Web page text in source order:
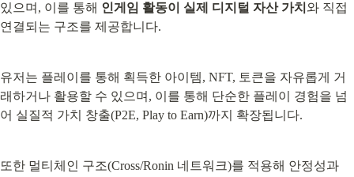
있으며, 이를 통해 인게임 활동이 실제 디지털 자산 가치 와 직접
연결되는 구조를 제공합니다.
유저는 플레이를 통해 획득한 아이템, NFT, 토큰을 자유롭게 거
래하거나 활용할 수 있으며, 이를 통해 단순한 플레이 경험을 넘
어 실질적 가치 창출(P2E, Play to Earn)까지 확장됩니다.
또한 멀티체인 구조(Cross/Ronin 네트워크)를 적용해 안정성과